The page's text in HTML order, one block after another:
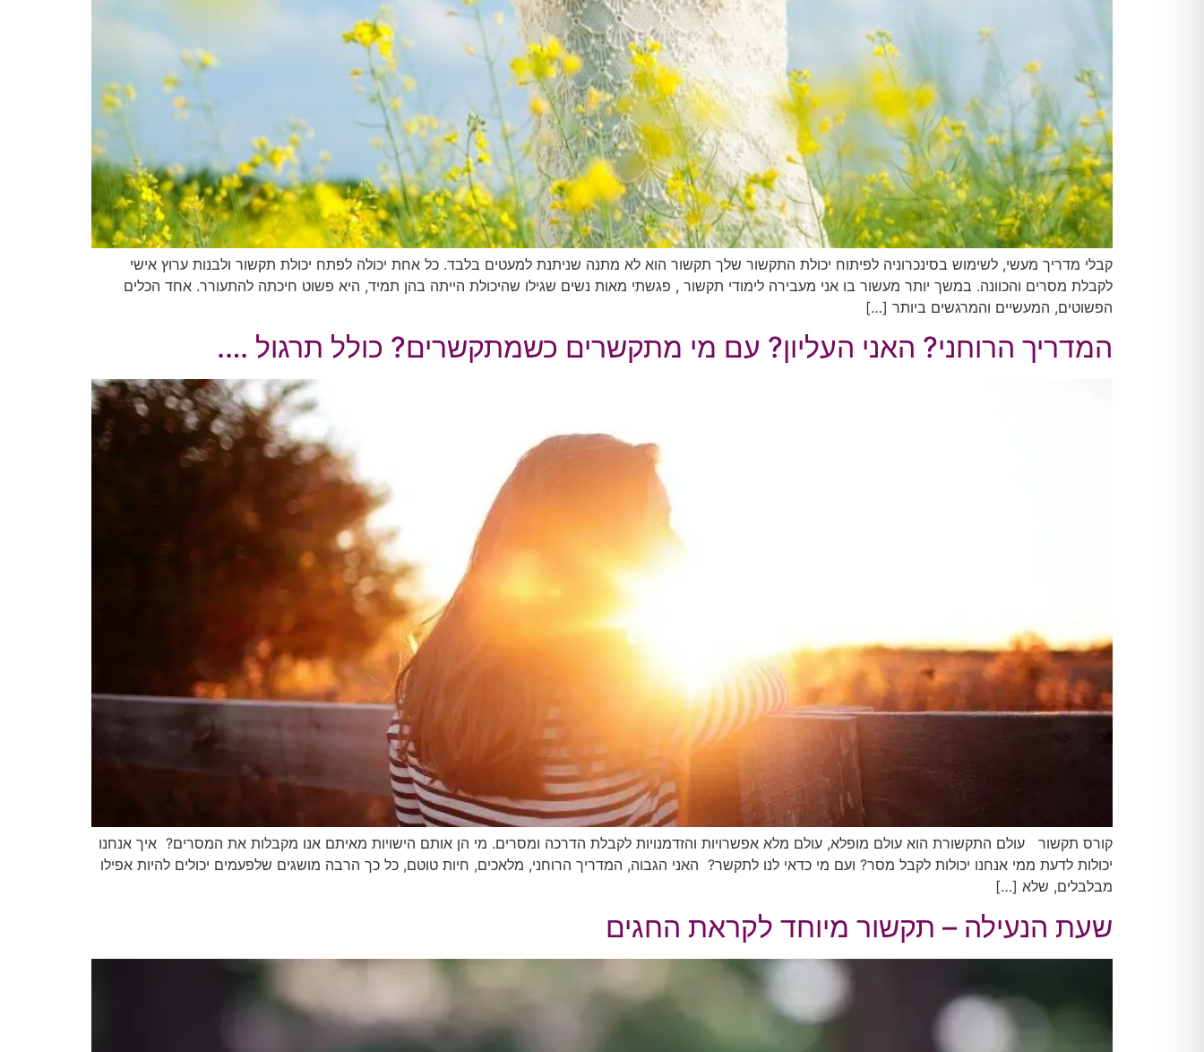
קבלי מדריך מעשי, לשימוש בסינכרוניה לפיתוח יכולת התקשור שלך תקשור הוא לא מתנה שניתנת למעטים בלבד. כל אחת יכולה לפתח יכולת תקשור ולבנות ערוץ אישי
לקבלת מסרים והכוונה. במשך יותר מעשור בו אני מעבירה לימודי תקשור , פגשתי מאות נשים שגילו שהיכולת הייתה בהן תמיד, היא פשוט חיכתה להתעורר. אחד הכלים
הפשוטים, המעשיים והמרגשים ביותר […]
המדריך הרוחני? האני העליון? עם מי מתקשרים כשמתקשרים? כולל תרגול ….
קורס תקשור עולם התקשורת הוא עולם מופלא, עולם מלא אפשרויות והזדמנויות לקבלת הדרכה ומסרים. מי הן אותם הישויות מאיתם אנו מקבלות את המסרים? איך אנחנו
יכולות לדעת ממי אנחנו יכולות לקבל מסר? ועם מי כדאי לנו לתקשר? האני הגבוה, המדריך הרוחני, מלאכים, חיות טוטם, כל כך הרבה מושגים שלפעמים יכולים להיות אפילו
מבלבלים, שלא […]
שעת הנעילה – תקשור מיוחד לקראת החגים